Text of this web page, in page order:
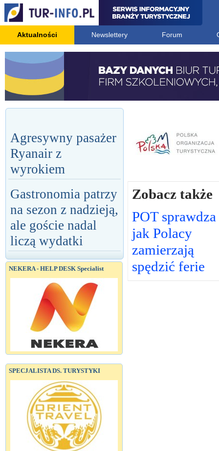
Aktualności Newslettery Forum
Agresywny pasażer
Ryanair z
wyrokiem
Gastronomia patrzy
na sezon z nadzieją,
ale goście nadal
liczą wydatki
NEKERA - HELP DESK Specialist
SPECJALISTA DS. TURYSTYKI
Zobacz także
POT sprawdza
jak Polacy
zamierzają
spędzić ferie